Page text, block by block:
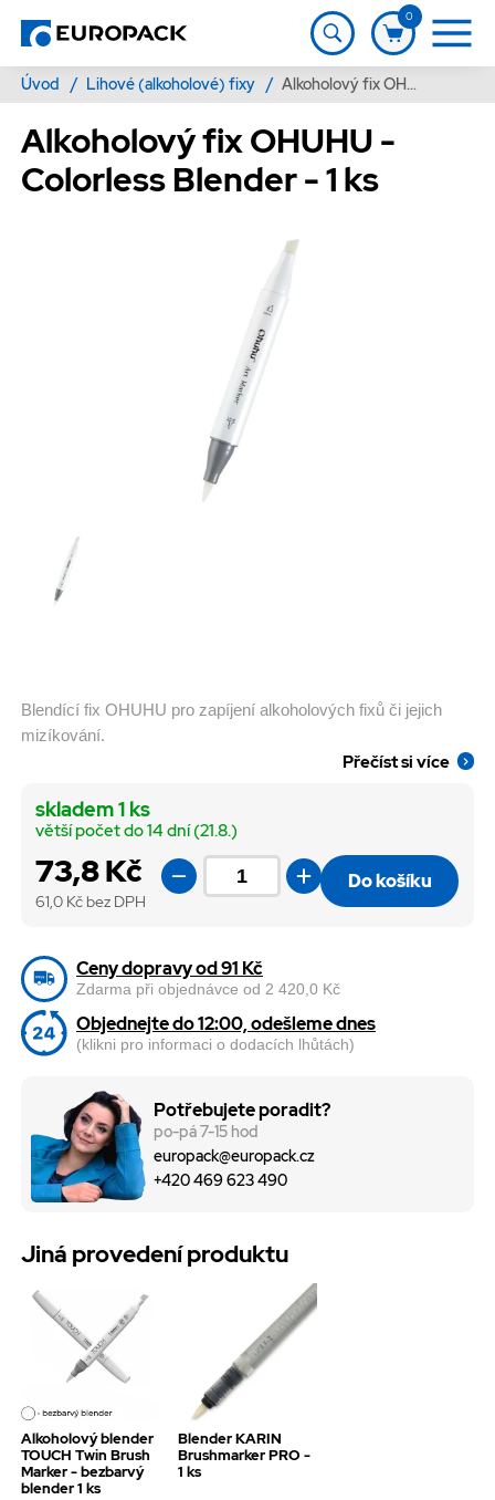
0
Úvod / Lihové (alkoholové) fixy / Alkoholový fix OHUHU - Colorless Blender - 1 ks
Alkoholový fix OHUHU -
Colorless Blender - 1 ks
Blendící fix OHUHU pro zapíjení alkoholových fixů či jejich
mizíkování.
Přečíst si více
73,8 Kč
61,0 Kč bez DPH
skladem 1 ks
větší počet do 14 dní (21.8.)
Do košíku
Ceny dopravy od 91 Kč
Zdarma při objednávce od 2 420,0 Kč
Objednejte do 12:00, odešleme dnes
(klikni pro informaci o dodacích lhůtách)
Potřebujete poradit?
po-pá 7-15 hod
europack@europack.cz
+420 469 623 490
Jiná provedení produktu
Alkoholový blender
TOUCH Twin Brush
Marker - bezbarvý
blender 1 ks
Blender KARIN
Brushmarker PRO -
1 ks